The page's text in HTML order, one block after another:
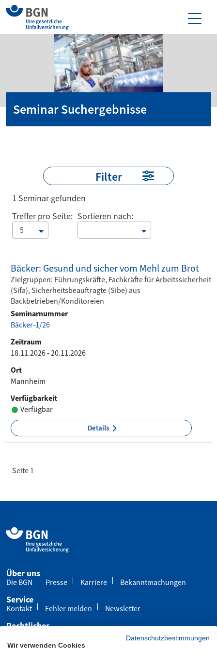
Seminar Suchergebnisse
Filter
1 Seminar gefunden
Treffer pro Seite:
5
Sortieren nach:
Bäcker: Gesund und sicher vom Mehl zum Brot
Zielgruppen: Führungskräfte, Fachkräfte für Arbeitssicherheit
(Sifa), Sicherheitsbeauftragte (Sibe) aus
Backbetrieben/Konditoreien
Seminarnummer
Bäcker-1/26
Zeitraum
18.11.2026 - 20.11.2026
Ort
Mannheim
Verfügbarkeit
Verfügbar
Details
Seite 1
Über uns
Die BGN Presse Karriere Bekanntmachungen
Service
Kontakt Fehler melden Newsletter
Rechtliches
CookiesDatenschutzbestimmungen
Wir verwenden Cookies